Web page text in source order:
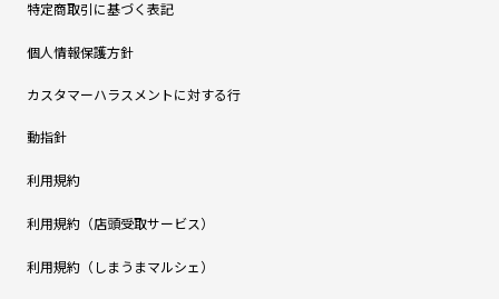
特定商取引に基づく表記
個人情報保護方針
カスタマーハラスメントに対する行
動指針
利用規約
利用規約（店頭受取サービス）
利用規約（しまうまマルシェ）